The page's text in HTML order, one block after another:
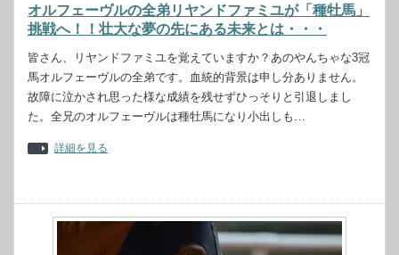
オルフェーヴルの全弟リヤンドファミユが「種牡馬」
挑戦へ！！壮大な夢の先にある未来とは・・・
皆さん、リヤンドファミユを覚えていますか？あのやんちゃな3冠
馬オルフェーヴルの全弟です。血統的背景は申し分ありません。
故障に泣かされ思った様な成績を残せずひっそりと引退しまし
た。全兄のオルフェーヴルは種牡馬になり小出しも…
詳細を見る